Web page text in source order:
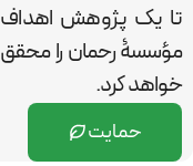
تا یک پژوهش اهداف
مؤسسۀ رحمان رامحقق
خواهد کرد.
حمایت